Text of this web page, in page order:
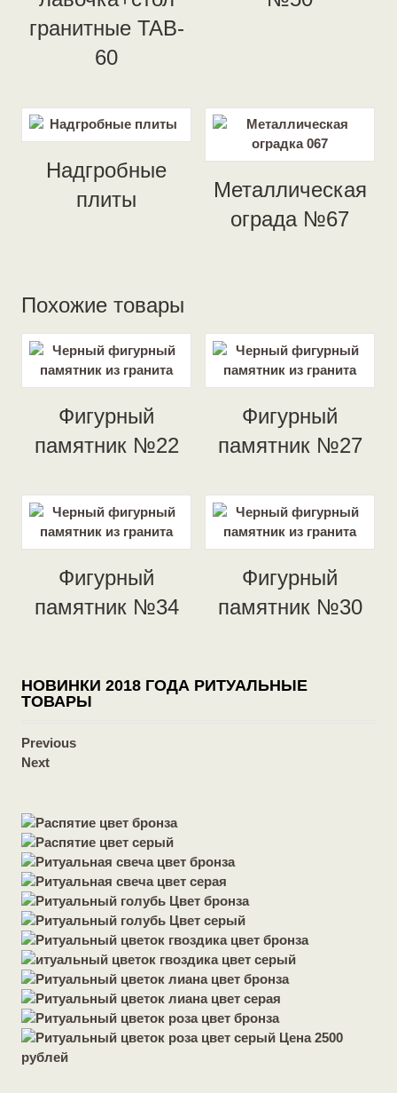
гранитные TAB-
60
Надгробные
плиты
Металлическая
ограда №67
Похожие товары
Фигурный
памятник №22
Фигурный
памятник №27
Фигурный
памятник №34
Фигурный
памятник №30
НОВИНКИ 2018 ГОДА РИТУАЛЬНЫЕ
ТОВАРЫ
Previous
Next